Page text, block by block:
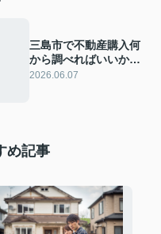
三島市で不動産購入何
から調べればいいかわ
からない？初心者が押
2026.06.07
め記事